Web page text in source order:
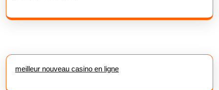
meilleur nouveau casino en ligne